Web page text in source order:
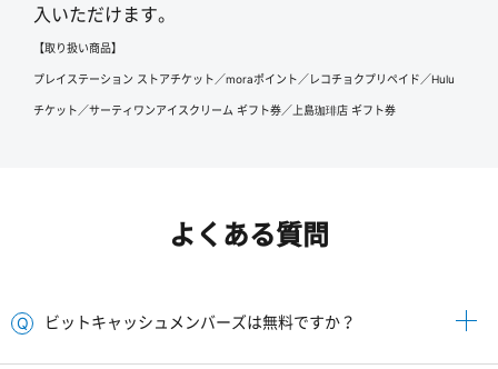
入いただけます。
【取り扱い商品】
プレイステーション ストアチケット／moraポイント／レコチョクプリペイド／Hulu
チケット／サーティワンアイスクリーム ギフト券／上島珈琲店 ギフト券
よくある質問
ビットキャッシュメンバーズは無料ですか？